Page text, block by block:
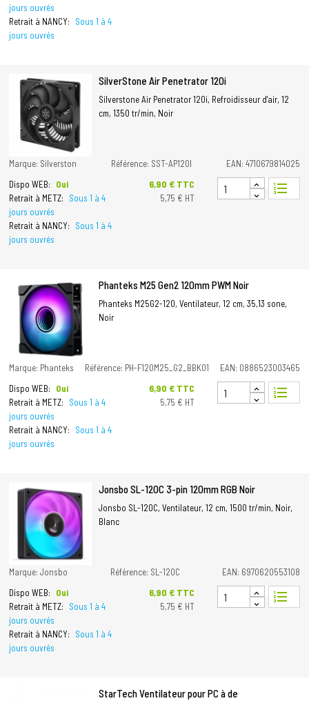
jours ouvrés
Retrait à NANCY:
Sous 1 à 4
jours ouvrés
SilverStone Air Penetrator 120i
Silverstone Air Penetrator 120i, Refroidisseur d'air, 12
cm, 1350 tr/min, Noir
Marque: Silverston Référence: SST-AP120I
EAN: 4710679814025
Dispo WEB:
Oui
Retrait à METZ:
Sous 1 à 4
jours ouvrés
Retrait à NANCY:
Sous 1 à 4
jours ouvrés
Prix
6,90 € TTC
5,75 € HT
format_list_numbered
Phanteks M25 Gen2 120mm PWM Noir
Phanteks M25G2-120, Ventilateur, 12 cm, 35,13 sone,
Noir
Marque: Phanteks Référence: PH-F120M25_G2_BBK01
EAN: 0886523003465
Dispo WEB:
Oui
Retrait à METZ:
Sous 1 à 4
jours ouvrés
Retrait à NANCY:
Sous 1 à 4
jours ouvrés
Prix
6,90 € TTC
5,75 € HT
format_list_numbered
Jonsbo SL-120C 3-pin 120mm RGB Noir
Jonsbo SL-120C, Ventilateur, 12 cm, 1500 tr/min, Noir,
Blanc
Marque: Jonsbo Référence: SL-120C
EAN: 6970620553108
Dispo WEB:
Oui
Retrait à METZ:
Sous 1 à 4
jours ouvrés
Retrait à NANCY:
Sous 1 à 4
jours ouvrés
Prix
6,90 € TTC
5,75 € HT
format_list_numbered
StarTech Ventilateur pour PC à de